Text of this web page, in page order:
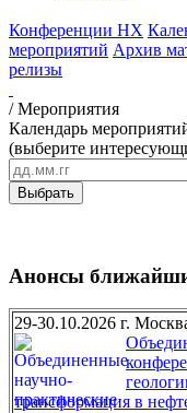
Конференции НХ
мероприятий Архив
релизы
/Мероприятия
Календарь
(выберите
Анонсы
29-30.10.2026 г.
трансформация в